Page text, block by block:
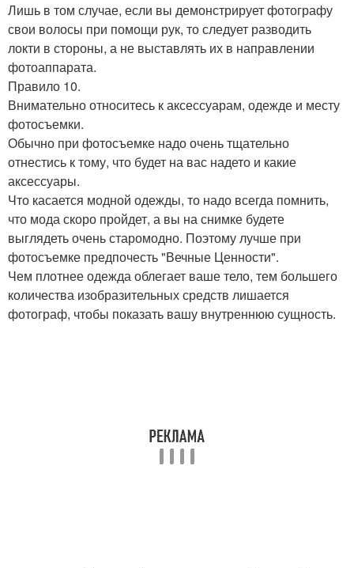
Лишь в том случае, если вы демонстрирует фотографу
свои волосы при помощи рук, то следует разводить
локти в стороны, а не выставлять их в направлении
фотоаппарата.
Правило 10.
Внимательно относитесь к аксессуарам, одежде и месту
фотосъемки.
Обычно при фотосъемке надо очень тщательно
отнестись к тому, что будет на вас надето и какие
аксессуары.
Что касается модной одежды, то надо всегда помнить,
что мода скоро пройдет, а вы на снимке будете
выглядеть очень старомодно. Поэтому лучше при
фотосъемке предпочесть "Вечные Ценности".
Чем плотнее одежда облегает ваше тело, тем большего
количества изобразительных средств лишается
фотограф, чтобы показать вашу внутреннюю сущность.